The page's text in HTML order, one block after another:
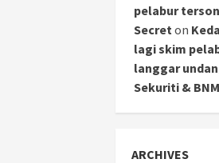
pelabur
Secret on
lagi skim
langgar
Sekuriti & BNM
ARCHIVES